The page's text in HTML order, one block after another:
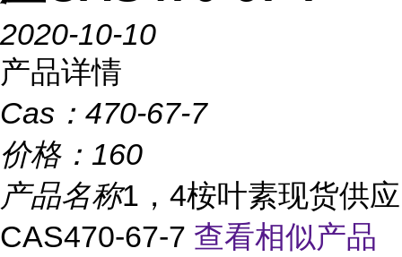
2020-10-10
产品详情
Cas： 470-67-7
价格： 160
产品名称1，4桉叶素现货供应
CAS470-67-7 查看相似产品